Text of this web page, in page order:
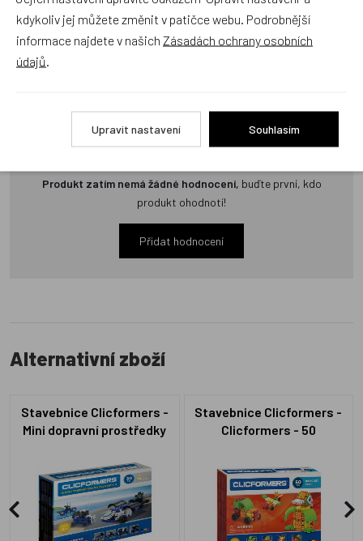
Zatím zde nejsou žádné dotazy. Buďte první, kdo se zeptá!
Produkt zatím nemá žádné hodnocení, buďte první, kdo
produkt ohodnotí!
Přidat hodnocení
Alternativní zboží
Stavebnice Clicformers -
Mini dopravní prostředky
Stavebnice Clicformers -
Clicformers - 50
kdykoliv jej můžete změnit v patičce webu. Podrobnější
informace najdete v našich Zásadách ochrany osobních
údajů
Upravit nastavení Souhlasím